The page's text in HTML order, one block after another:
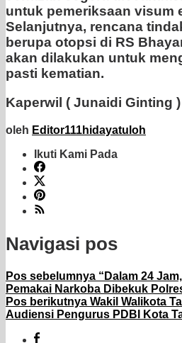
untuk pemeriksaan visum
Selanjutnya, rencana
berupa otopsi di RS
akan dilakukan untuk
pasti kematian.
Kaperwil ( Junaidi Ginting )
oleh Editor111hidayatuloh
Ikuti Kami Pada
Navigasi pos
Pos sebelumnya “Dalam 24
Pemakai Narkoba Dibekuk
Pos berikutnya Wakil Walikota
Audiensi Pengurus PDBI Kota